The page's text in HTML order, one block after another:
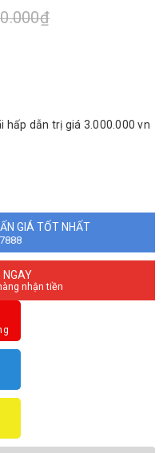
hấp dẫn trị giá 3.000.000 vn
GIÁ TỐT NHẤT
NGAY
nhận tiền